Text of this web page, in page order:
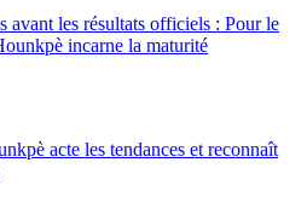
avant les résultats officiels : Pour le
incarne la maturité
acte les tendances et reconnaît